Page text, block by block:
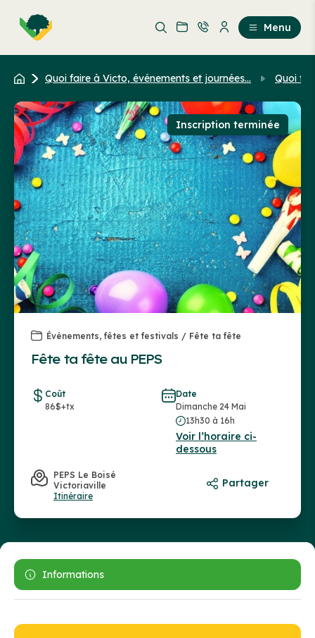
contenu
au
contenu
Menu
Quoi faire à Victo, événements et journées... Quoi
Événements, fêtes et festivals / Fête ta fête
Fête ta fête au PEPS
Coût
86$+tx
Date
Dimanche 24 Mai
13h30 à 16h
Voir l’horaire ci-
dessous
PEPS Le Boisé
Victoriaville
Itinéraire
Partager
Inscription terminée
Informations